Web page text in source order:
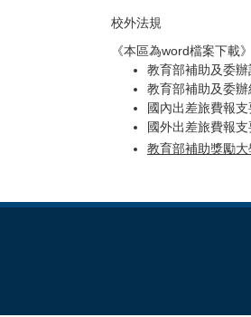
校外法規
《本區為word檔案下載》
教育部補助及委
教育部補助及委
國內出差旅費報
國外出差旅費報
教育部補助獎勵